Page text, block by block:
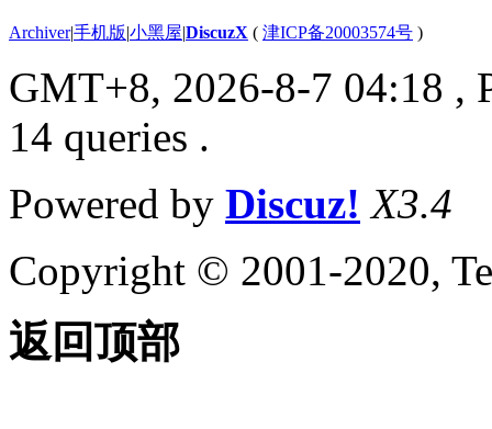
Archiver|手机版|小黑屋|DiscuzX ( 津ICP备20003574号 )
GMT+8, 2026-8-7 04:18 ,
14 queries .
Powered by Discuz! X3.4
Copyright © 2001-2020,
返回顶部